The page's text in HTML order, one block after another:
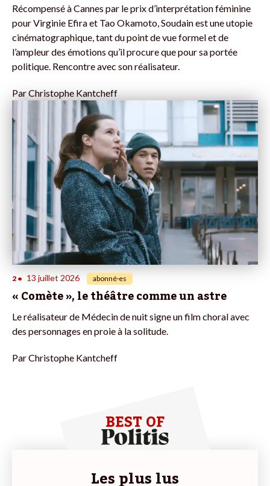
Récompensé à Cannes par le prix d’interprétation féminine
pour Virginie Efira et Tao Okamoto, Soudain est une utopie
cinématographique, tant du point de vue formel et de
l’ampleur des émotions qu’il procure que pour sa portée
politique. Rencontre avec son réalisateur.
ParChristophe Kantcheff
2 • 13 juillet 2026 abonné·es
« Comète », le théâtre comme un astre
Le réalisateur de Médecin de nuit signe un film choral avec
des personnages en proie à la solitude.
ParChristophe Kantcheff
BEST OF
Les plus lus